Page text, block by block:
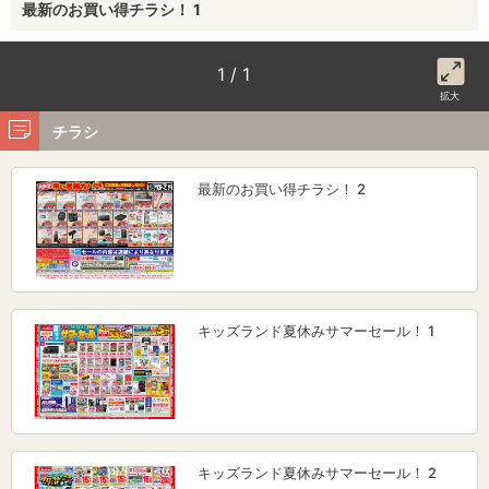
最新のお買い得チラシ！ 1
1 / 1
拡大
チラシ
最新のお買い得チラシ！ 2
キッズランド夏休みサマーセール！ 1
キッズランド夏休みサマーセール！ 2